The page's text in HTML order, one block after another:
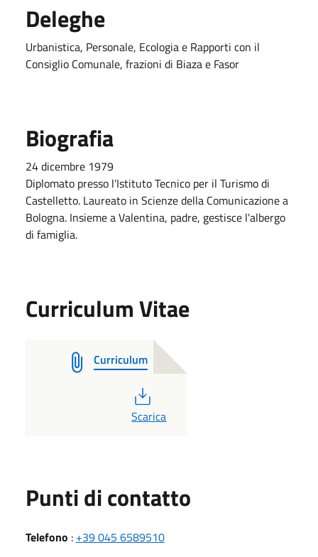
Deleghe
Urbanistica, Personale, Ecologia e Rapporti con il
Consiglio Comunale, frazioni di Biaza e Fasor
Biografia
24 dicembre 1979
Diplomato presso l'Istituto Tecnico per il Turismo di
Castelletto. Laureato in Scienze della Comunicazione a
Bologna. Insieme a Valentina, padre, gestisce l'albergo
di famiglia.
Curriculum Vitae
Curriculum
PDF
Scarica
Punti di contatto
Telefono : +39 045 6589510